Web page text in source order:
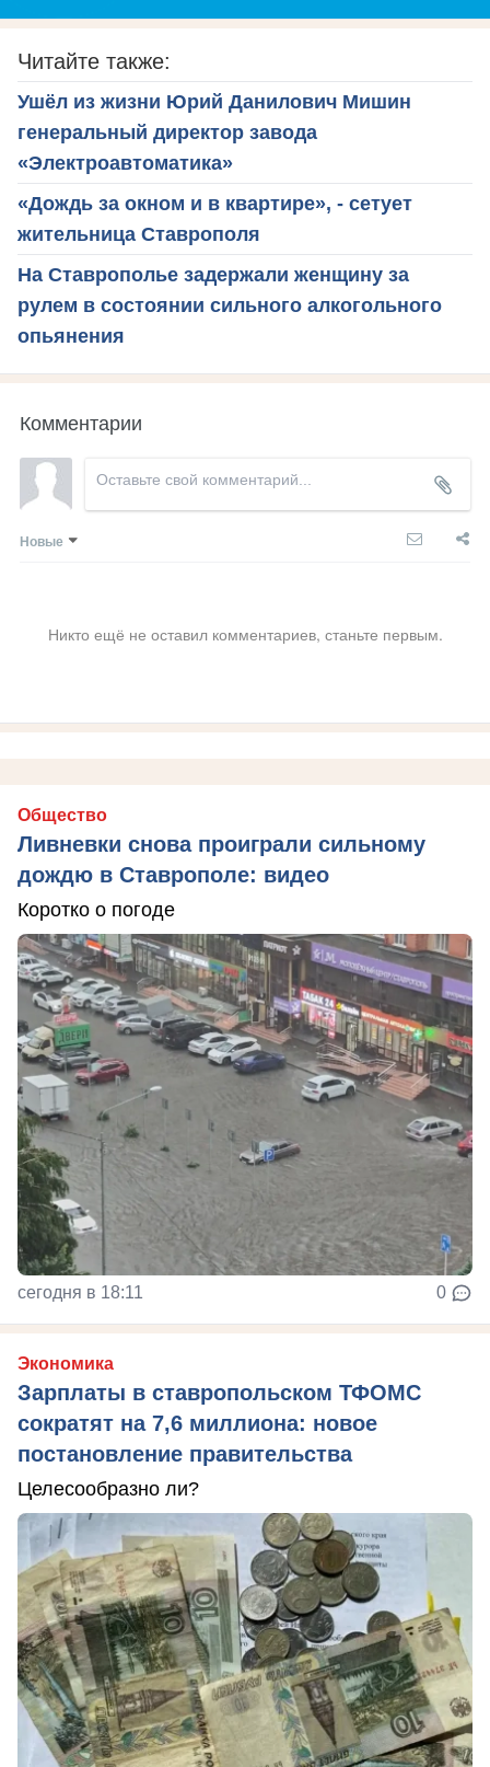
Читайте также:
Ушёл из жизни Юрий Данилович Мишин
генеральный директор завода
«Электроавтоматика»
«Дождь за окном и в квартире», - сетует
жительница Ставрополя
На Ставрополье задержали женщину за
рулем в состоянии сильного алкогольного
опьянения
Комментарии
Новые
Никто ещё не оставил комментариев, станьте первым.
Общество
Ливневки снова проиграли сильному
дождю в Ставрополе: видео
Коротко о погоде
сегодня в 18:11 0
Экономика
Зарплаты в ставропольском ТФОМС
сократят на 7,6 миллиона: новое
постановление правительства
Целесообразно ли?